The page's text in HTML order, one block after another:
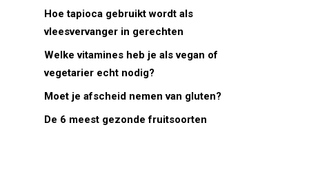
Hoe tapioca gebruikt wordt als
vleesvervanger in gerechten
Welke vitamines heb je als vegan of
vegetarier echt nodig?
Moet je afscheid nemen van gluten?
De 6 meest gezonde fruitsoorten